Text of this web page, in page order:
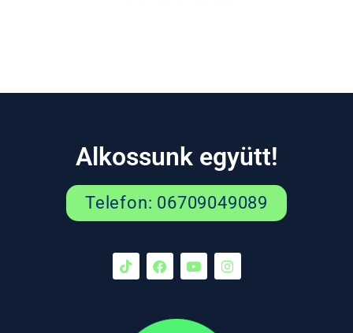
Alkossunk együtt!
Telefon: 06709049089